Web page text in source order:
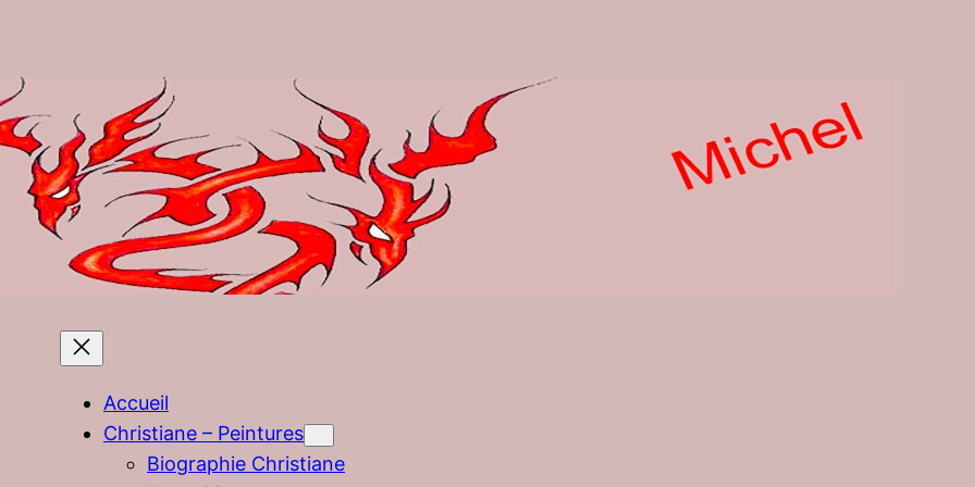
Accueil
Christiane – Peintures
Biographie Christiane